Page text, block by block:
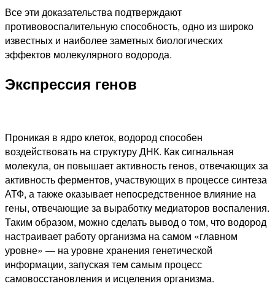
Все эти доказательства подтверждают
противовоспалительную способность, одно из широко
известных и наиболее заметных биологических
эффектов молекулярного водорода.
Экспрессия генов
Проникая в ядро клеток, водород способен
воздействовать на структуру ДНК. Как сигнальная
молекула, он повышает активность генов, отвечающих за
активность ферментов, участвующих в процессе синтеза
АТФ, а также оказывает непосредственное влияние на
гены, отвечающие за выработку медиаторов воспаления.
Таким образом, можно сделать вывод о том, что водород
настраивает работу организма на самом «главном
уровне» — на уровне хранения генетической
информации, запуская тем самым процесс
самовосстановления и исцеления организма.